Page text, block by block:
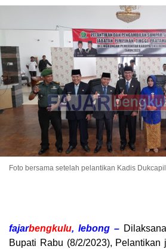
Foto bersama setelah pelantikan Kadis Dukcapil
fajarbengkulu, lebong –
Bupati Rabu (8/2/2023),